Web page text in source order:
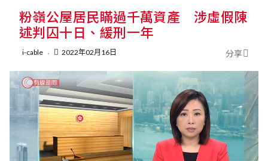
按輸入鍵開始搜尋
粉嶺公屋居民瞞過千萬資產 涉虛假陳
述判囚十日、緩刑一年
i-cable 2022年02月16日 分享